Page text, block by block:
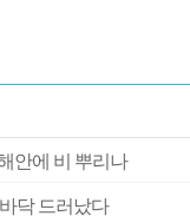
안에 비 뿌리나
닥 드러났다